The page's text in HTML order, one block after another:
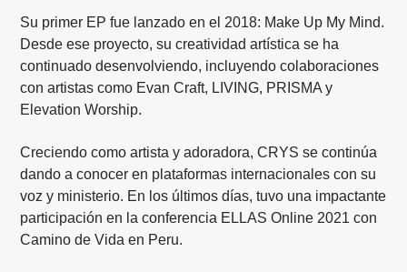
Su primer EP fue lanzado en el 2018: Make Up My Mind.
Desde ese proyecto, su creatividad artística se ha
continuado desenvolviendo, incluyendo colaboraciones
con artistas como Evan Craft, LIVING, PRISMA y
Elevation Worship.
Creciendo como artista y adoradora, CRYS se continúa
dando a conocer en plataformas internacionales con su
voz y ministerio. En los últimos días, tuvo una impactante
participación en la conferencia ELLAS Online 2021 con
Camino de Vida en Peru.